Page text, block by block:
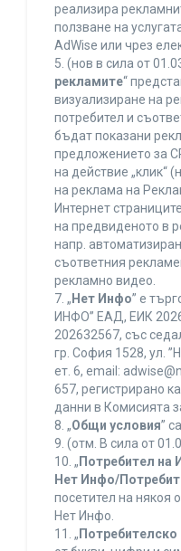
реализира
ползване на
AdWise или чрез
5. (нов в сила от
рекламите“
визуализиране на
потребител и
бъдат показани
предложението за
на действие „клик“
на реклама на
Интернет
на предвиденото в
напр.
съответния
рекламно видео.
7. „ Нет Инфо” е
ИНФО” ЕАД, ЕИК
202632567, със
гр. София 1528, ул.
ет. 6, еmail:
657, регистрирано
данни в Комисията
8. „Общи условия”
9. (отм. В сила от
10. „ Потребител на
Нет Инфо/
посетител на някоя
Нет Инфо.
11. „